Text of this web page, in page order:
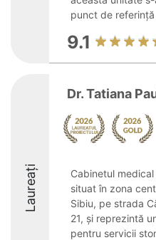
punct de referință
9.1
Laureați
Dr. Tatiana
Cabinetul
situat în zona
Sibiu, pe strada
21, și reprezintă
pentru servicii